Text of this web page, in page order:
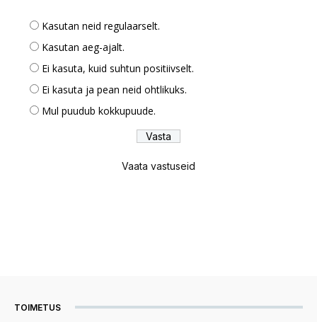
Kasutan neid regulaarselt.
Kasutan aeg-ajalt.
Ei kasuta, kuid suhtun positiivselt.
Ei kasuta ja pean neid ohtlikuks.
Mul puudub kokkupuude.
Vaata vastuseid
TOIMETUS